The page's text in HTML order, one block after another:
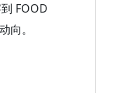
FOOD
向。